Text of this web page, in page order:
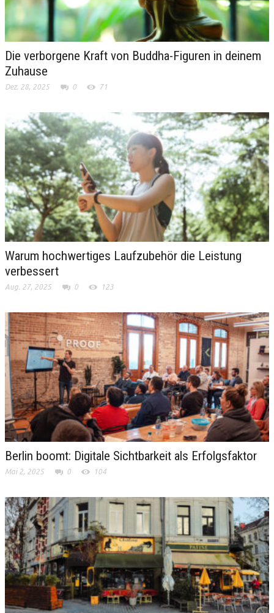
Die verborgene Kraft von Buddha-Figuren in deinem
Zuhause
Dez. 28, 2025 0 71
Warum hochwertiges Laufzubehör die Leistung
verbessert
Aug. 27, 2025 0 123
Berlin boomt: Digitale Sichtbarkeit als Erfolgsfaktor
Mai 2, 2025 0 104